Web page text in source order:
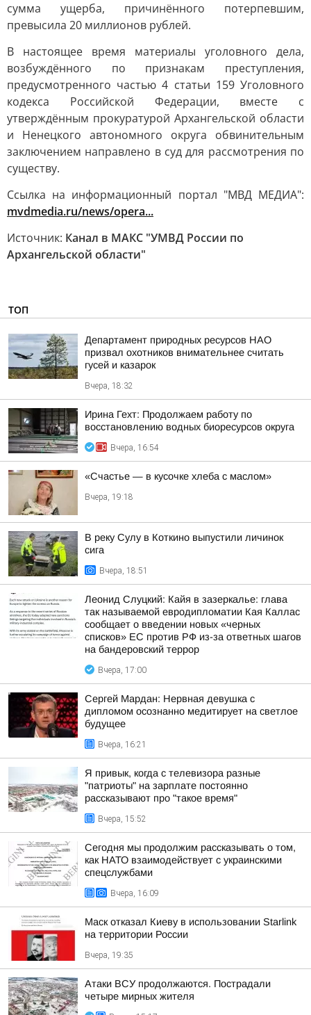
сумма ущерба, причинённого потерпевшим,
превысила 20 миллионов рублей.
В настоящее время материалы уголовного дела,
возбуждённого по признакам преступления,
предусмотренного частью 4 статьи 159 Уголовного
кодекса Российской Федерации, вместе с
утверждённым прокуратурой Архангельской области
и Ненецкого автономного округа обвинительным
заключением направлено в суд для рассмотрения по
существу.
Ссылка на информационный портал "МВД МЕДИА":
mvdmedia.ru/news/opera...
Источник: Канал в МАКС "УМВД России по
Архангельскoй oбласти"
ТОП
Департамент природных ресурсов НАО
призвал охотников внимательнее считать
гусей и казарок
Вчера, 18:32
Ирина Гехт: Продолжаем работу по
восстановлению водных биоресурсов округа
Вчера, 16:54
«Счастье — в кусочке хлеба с маслом»
Вчера, 19:18
В реку Сулу в Коткино выпустили личинок
сига
Вчера, 18:51
Леонид Слуцкий: Кайя в зазеркалье: глава
так называемой евродипломатии Кая Каллас
сообщает о введении новых «черных
списков» ЕС против РФ из-за ответных шагов
на бандеровский террор
Вчера, 17:00
Сергей Мардан: Нервная девушка с
дипломом осознанно медитирует на светлое
будущее
Вчера, 16:21
Я привык, когда с телевизора разные
"патриоты" на зарплате постоянно
рассказывают про "такое время"
Вчера, 15:52
Сегодня мы продолжим рассказывать о том,
как НАТО взаимодействует с украинскими
спецслужбами
Вчера, 16:09
Маск отказал Киеву в использовании Starlink
на территории России
Вчера, 19:35
Атаки ВСУ продолжаются. Пострадали
четыре мирных жителя